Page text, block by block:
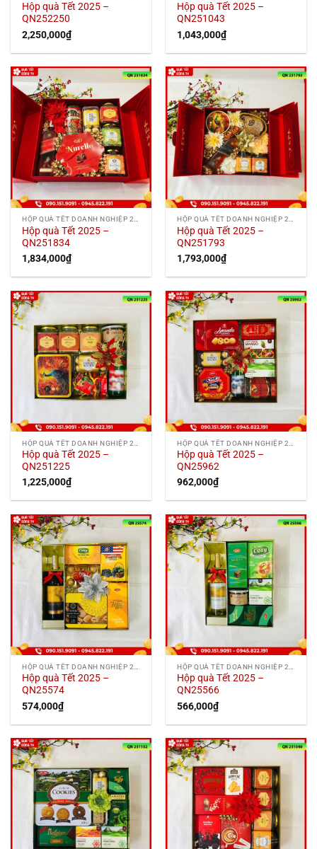
Hộp quà Tết 2025 –
QN252250
2,250,000₫
Hộp quà Tết 2025 –
QN251043
1,043,000₫
HỘP QUÀ TẾT DOANH NGHIỆP 2025
Hộp quà Tết 2025 –
QN251834
1,834,000₫
HỘP QUÀ TẾT DOANH NGHIỆP 2025
Hộp quà Tết 2025 –
QN251793
1,793,000₫
Hộp quà Tết 2025 –
QN251225
1,225,000₫
Hộp quà Tết 2025 –
QN25962
962,000₫
Hộp quà Tết 2025 –
QN25574
574,000₫
Hộp quà Tết 2025 –
QN25566
566,000₫